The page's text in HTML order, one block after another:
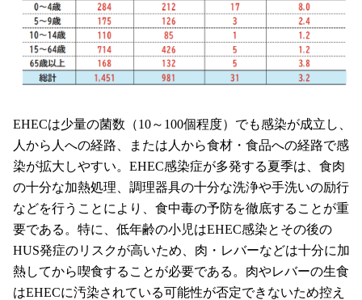
EHECは少量の菌数（10～100個程度）でも感染が成立し、
人から人への経路、または人から食材・食品への経路で感
染が拡大しやすい。EHEC感染症が多発する夏季は、食肉
の十分な加熱処理、調理器具の十分な洗浄や手洗いの励行
などを行うことにより、食中毒の予防を徹底することが重
要である。特に、低年齢の小児はEHEC感染とその後の
HUS発症のリスクが高いため、肉・レバーなどは十分に加
熱してから喫食することが必要である。肉やレバーの生食
はEHECに汚染されている可能性が否定できないため控え